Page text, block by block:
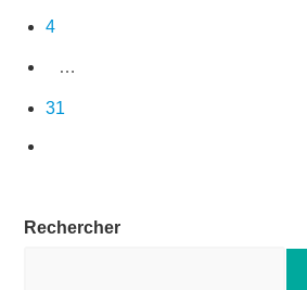
4
…
31
Rechercher